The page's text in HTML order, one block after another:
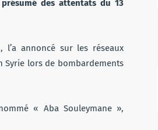
présumé des attentats du 13
l’a annoncé sur les réseaux
Syrie lors de bombardements
« Aba Souleymane »,